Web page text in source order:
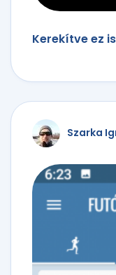
Kerekítve ez
Szarka